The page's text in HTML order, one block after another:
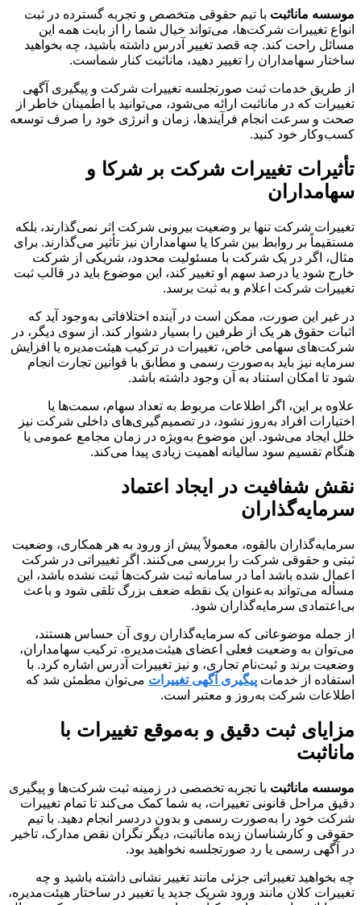
موسسه ماناثبت با تیم حقوقی متخصص و تجربه گسترده در ثبت
انواع تغییرات شرکت‌ها، می‌تواند خیال شما را از بابت همه این
مسائل راحت کند. چه قصد تغییر آدرس داشته باشید، چه بخواهید
ساختار سهامداران را تغییر دهید، ماناثبت کنار شماست.
از طریق خدمات ثبت صورتجلسه تغییرات شرکت و پیگیری آگهی
تغییرات که در ماناثبت ارائه می‌شود، می‌توانید با اطمینان خاطر از
صحت و سرعت انجام فرآیندها، زمان و انرژی خود را صرف توسعه
کسب‌وکار خود کنید.
تأثیرات تغییرات شرکت بر شرکا و
سهامداران
تغییرات شرکت تنها بر وضعیت بیرونی شرکت اثر نمی‌گذارند، بلکه
مستقیماً بر روابط بین شرکا یا سهامداران نیز تأثیر می‌گذارند. برای
مثال، اگر در یک شرکت با مسئولیت محدود، شریکی از شرکت
خارج شود یا درصد سهم او تغییر کند، این موضوع باید در قالب ثبت
تغییرات شرکت اعلام و به ثبت برسد.
در غیر این صورت، ممکن است در آینده اختلافاتی به‌وجود آید که
اثبات حقوق هر یک از طرفین را بسیار دشوار کند. از سوی دیگر، در
شرکت‌های سهامی خاص، تغییرات در ترکیب هیئت‌مدیره یا افزایش
سرمایه نیز باید به‌صورت رسمی و مطابق با قوانین تجارت انجام
شود تا امکان استناد به آن وجود داشته باشد.
علاوه بر این، اگر اطلاعات مربوط به تعداد سهام، سمت‌ها یا
اختیارات افراد به‌روز نشود، در تصمیم‌گیری‌های داخلی شرکت نیز
خلل ایجاد می‌شود. این موضوع به‌ویژه در زمان مجامع عمومی یا
هنگام تقسیم سود سالیانه اهمیت زیادی پیدا می‌کند.
نقش شفافیت در ایجاد اعتماد
سرمایه‌گذاران
سرمایه‌گذاران بالقوه، معمولاً پیش از ورود به هر همکاری، وضعیت
ثبتی و حقوقی شرکت را بررسی می‌کنند. اگر تغییراتی در شرکت
اعمال شده باشد اما در سامانه ثبت شرکت‌ها ثبت نشده باشد، این
مسأله می‌تواند به‌عنوان یک نقطه ضعف بزرگ تلقی شود و باعث
بی‌اعتمادی سرمایه‌گذاران شود.
از جمله موضوعاتی که سرمایه‌گذاران روی آن حساس هستند،
می‌توان به وضعیت فعلی اعضای هیئت‌مدیره، ترکیب سهامداران،
وضعیت برند و ثبت‌نام تجاری، و نیز تغییرات آدرس اشاره کرد. با
استفاده از خدمات پیگیری آگهی تغییرات می‌توان مطمئن شد که
اطلاعات شرکت به‌روز و معتبر است.
مزایای ثبت دقیق و به‌موقع تغییرات با
ماناثبت
موسسه ماناثبت با تجربه تخصصی در زمینه ثبت شرکت‌ها و پیگیری
دقیق مراحل قانونی تغییرات، به شما کمک می‌کند تا تمام تغییرات
شرکت خود را به‌صورت رسمی و بدون دردسر انجام دهید. با تیم
حقوقی و کارشناسان زبده ماناثبت، دیگر نگران نقص مدارک، تاخیر
در آگهی رسمی یا رد صورتجلسه نخواهید بود.
چه بخواهید تغییراتی جزئی مانند تغییر نشانی داشته باشید و چه
تغییرات کلان مانند ورود شریک جدید یا تغییر در ساختار هیئت‌مدیره،